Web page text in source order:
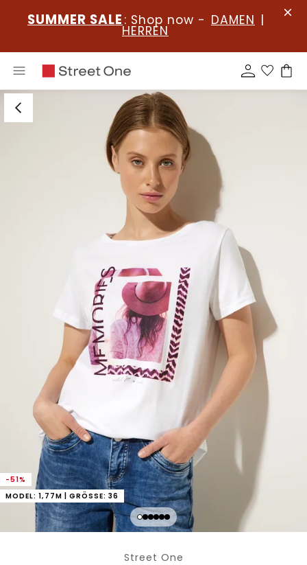
SUMMER SALE : Shop now - DAMEN |
HERREN
-51%
MODEL: 1,77M | GRÖSSE: 36
Street One